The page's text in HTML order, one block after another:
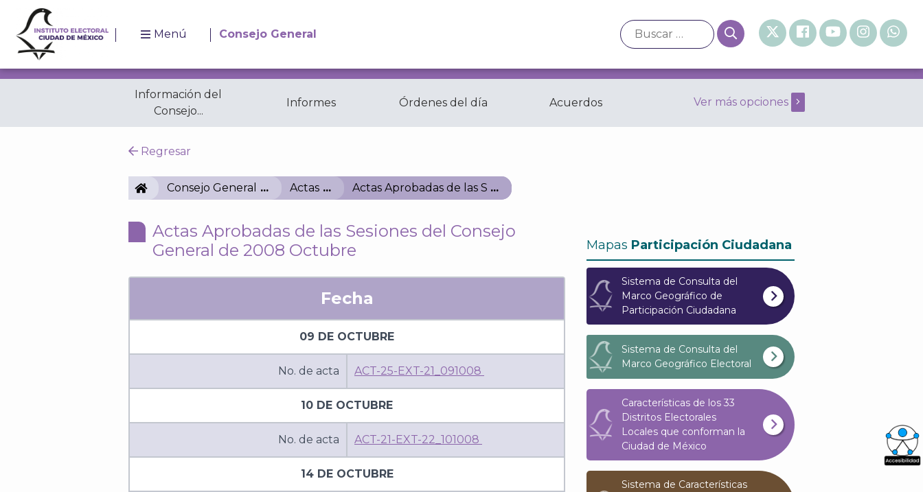
Menú Consejo General
Información del
Consejo...
Informes Órdenes del día Acuerdos
Resoluciones
Ver más opciones
Regresar
IECMConsejo General Actas Actas Aprobadas de las Sesiones del Consejo General de 2008 Octubre
Actas Aprobadas de las Sesiones del Consejo
General de 2008 Octubre
Fecha
09 DE OCTUBRE
No. de acta ACT-25-EXT-21_091008
10 DE OCTUBRE
No. de acta ACT-21-EXT-22_101008
14 DE OCTUBRE
Mapas Participación Ciudadana
Sistema de Consulta del
Marco Geográfico de
Participación Ciudadana
Sistema de Consulta del
Marco Geográfico Electoral
Características de los 33
Distritos Electorales
Locales que conforman la
Ciudad de México
Sistema de Características